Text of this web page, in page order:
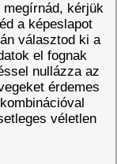
megírnád, kérjük
a képeslapot
választod ki a
el fognak
nullázza az
érdemes
véletlen